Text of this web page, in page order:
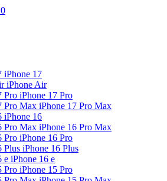
0
iPhone 17
iPhone Air
iPhone 17 Pro
iPhone 17 Pro Max
iPhone 16
iPhone 16 Pro Max
iPhone 16 Pro
iPhone 16 Plus
iPhone 16 e
iPhone 15 Pro